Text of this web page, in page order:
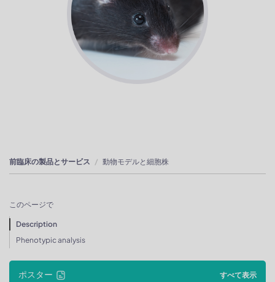
前臨床の製品とサービス 動物モデルと細胞株
このページで
Description
Phenotypic analysis
ポスター すべて表示